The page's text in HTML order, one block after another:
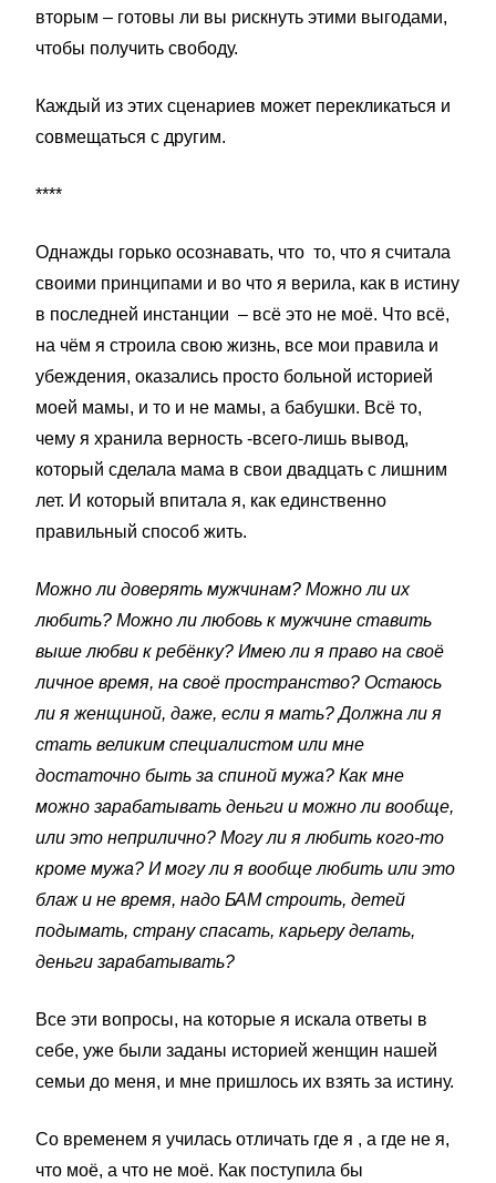
вторым – готовы ли вы рискнуть этими выгодами,
чтобы получить свободу.
Каждый из этих сценариев может перекликаться и
совмещаться с другим.
****
Однажды горько осознавать, что то, что я считала
своими принципами и во что я верила, как в истину
в последней инстанции – всё это не моё. Что всё,
на чём я строила свою жизнь, все мои правила и
убеждения, оказались просто больной историей
моей мамы, и то и не мамы, а бабушки. Всё то,
чему я хранила верность -всего-лишь вывод,
который сделала мама в свои двадцать с лишним
лет. И который впитала я, как единственно
правильный способ жить.
Можно ли доверять мужчинам? Можно ли их
любить? Можно ли любовь к мужчине ставить
выше любви к ребёнку? Имею ли я право на своё
личное время, на своё пространство? Остаюсь
ли я женщиной, даже, если я мать? Должна ли я
стать великим специалистом или мне
достаточно быть за спиной мужа? Как мне
можно зарабатывать деньги и можно ли вообще,
или это неприлично? Могу ли я любить кого-то
кроме мужа? И могу ли я вообще любить или это
блаж и не время, надо БАМ строить, детей
подымать, страну спасать, карьеру делать,
деньги зарабатывать?
Все эти вопросы, на которые я искала ответы в
себе, уже были заданы историей женщин нашей
семьи до меня, и мне пришлось их взять за истину.
Со временем я училась отличать где я , а где не я,
что моё, а что не моё. Как поступила бы